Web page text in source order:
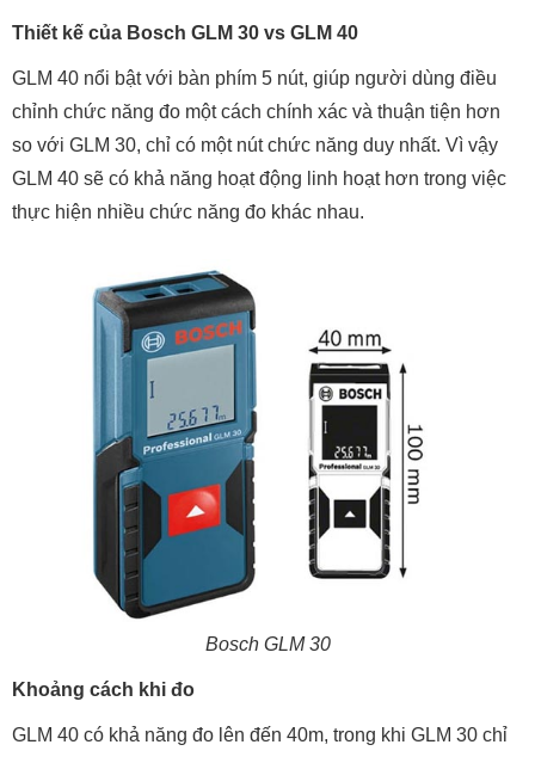
Thiết kế của Bosch GLM 30 vs GLM 40
GLM 40 nổi bật với bàn phím 5 nút, giúp người dùng điều
chỉnh chức năng đo một cách chính xác và thuận tiện hơn
so với GLM 30, chỉ có một nút chức năng duy nhất. Vì vậy
GLM 40 sẽ có khả năng hoạt động linh hoạt hơn trong việc
thực hiện nhiều chức năng đo khác nhau.
Bosch GLM 30
Khoảng cách khi đo
GLM 40 có khả năng đo lên đến 40m, trong khi GLM 30 chỉ